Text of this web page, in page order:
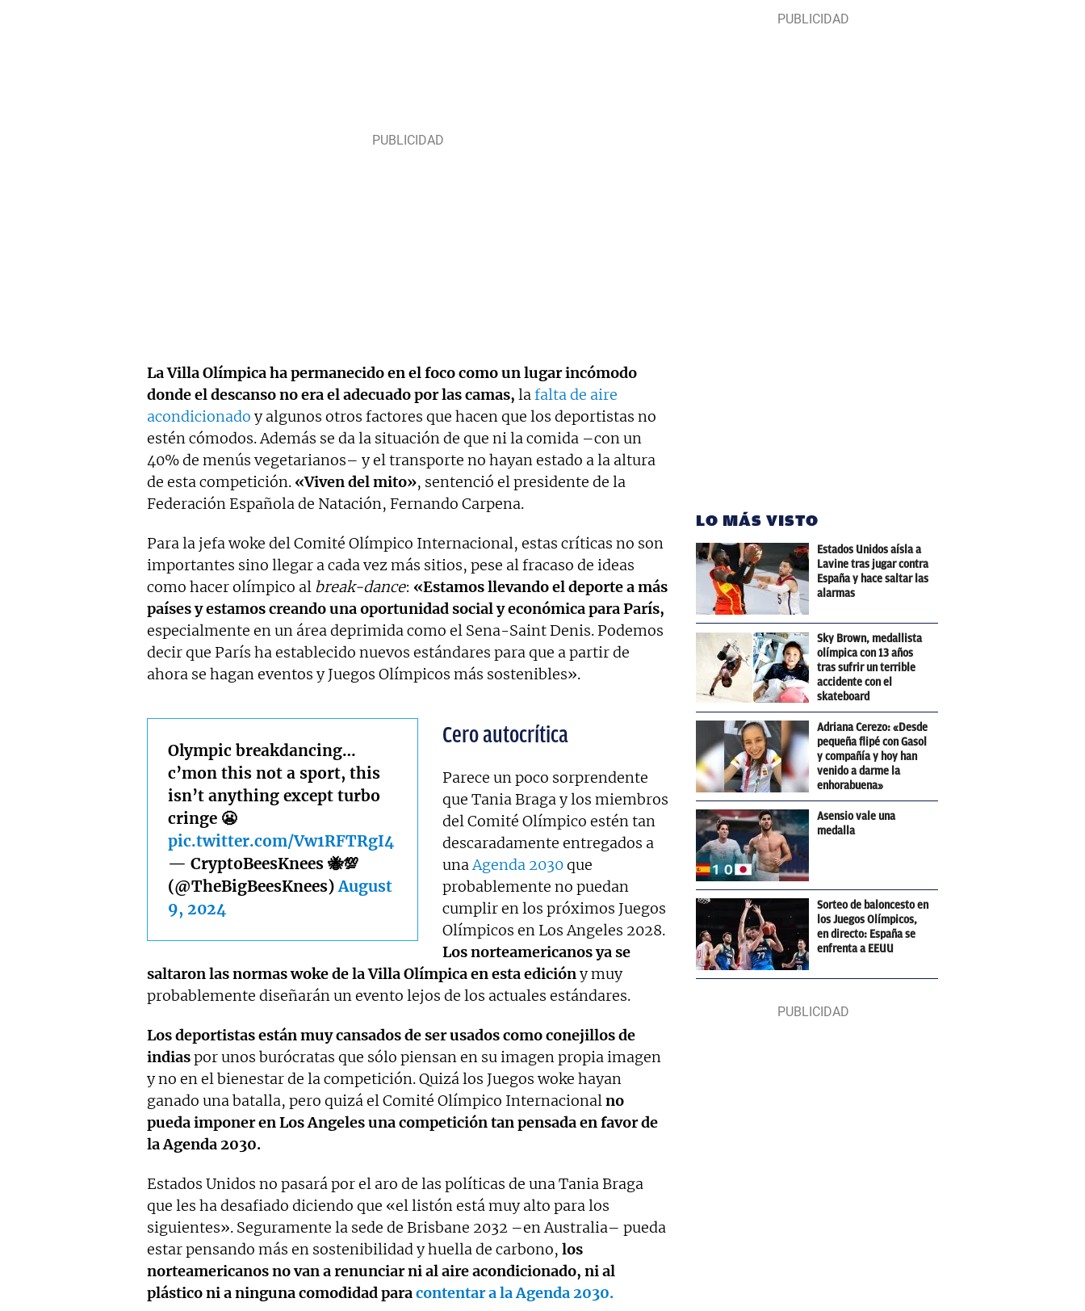
La Villa Olímpica ha permanecido en el foco como un lugar incómodo
donde el descanso no era el adecuado por las camas, lafalta de aire
acondicionado y algunos otros factores que hacen que los deportistas no
estén cómodos. Además se da la situación de que ni la comida –con un
40% de menús vegetarianos– y el transporte no hayan estado a la altura
de esta competición. «Viven del mito», sentenció el presidente de la
Federación Española de Natación, Fernando Carpena.
Para la jefa woke del Comité Olímpico Internacional, estas críticas no son
importantes sino llegar a cada vez más sitios, pese al fracaso de ideas
como hacer olímpico al break-dance: «Estamos llevando el deporte a más
países y estamos creando una oportunidad social y económica para París,
especialmente en un área deprimida como el Sena-Saint Denis. Podemos
decir que París ha establecido nuevos estándares para que a partir de
ahora se hagan eventos y Juegos Olímpicos más sostenibles».
Olympic breakdancing…
c’mon this not a sport, this
isn’t anything except turbo
cringe 😬
pic.twitter.com/Vw1RFTRgI4
— CryptoBeesKnees 🐝💯
(@TheBigBeesKnees)August
9, 2024
Cero autocrítica
Parece un poco sorprendente
que Tania Braga y los miembros
del Comité Olímpico estén tan
descaradamente entregados a
unaAgenda 2030que
probablemente no puedan
cumplir en los próximos Juegos
Olímpicos en Los Angeles 2028.
Los norteamericanos ya se
saltaron las normas woke de la Villa Olímpica en esta edicióny muy
probablemente diseñarán un evento lejos de los actuales estándares.
Los deportistas están muy cansados de ser usados como conejillos de
indiaspor unos burócratas que sólo piensan en su imagen propia imagen
y no en el bienestar de la competición. Quizá los Juegos woke hayan
ganado una batalla, pero quizá el Comité Olímpico Internacionalno
pueda imponer en Los Angeles una competición tan pensada en favor de
la Agenda 2030.
Estados Unidos no pasará por el aro de las políticas de una Tania Braga
que les ha desafiado diciendo que «el listón está muy alto para los
siguientes». Seguramente la sede de Brisbane 2032 –en Australia– pueda
estar pensando más en sostenibilidad y huella de carbono, los
norteamericanos no van a renunciar ni al aire acondicionado, ni al
plástico ni a ninguna comodidad paracontentar a la Agenda 2030.
LO MÁS VISTO
Estados Unidos aísla a
Lavine tras jugar contra
España y hace saltar las
alarmas
Sky Brown, medallista
olímpica con 13 años
tras sufrir un terrible
accidente con el
skateboard
Adriana Cerezo: «Desde
pequeña flipé con Gasol
y compañía y hoy han
venido a darme la
enhorabuena»
Asensio vale una
medalla
Sorteo de baloncesto en
los Juegos Olímpicos,
en directo: España se
enfrenta a EEUU